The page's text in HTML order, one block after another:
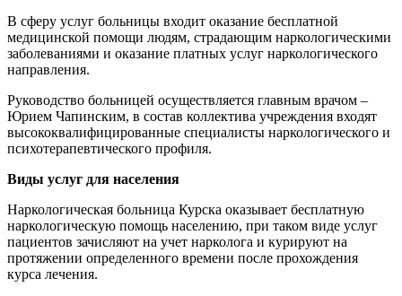
В сферу услуг больницы входит оказание бесплатной
медицинской помощи людям, страдающим наркологическими
заболеваниями и оказание платных услуг наркологического
направления.
Руководство больницей осуществляется главным врачом –
Юрием Чапинским, в состав коллектива учреждения входят
высококвалифицированные специалисты наркологического и
психотерапевтического профиля.
Виды услуг для населения
Наркологическая больница Курска оказывает бесплатную
наркологическую помощь населению, при таком виде услуг
пациентов зачисляют на учет нарколога и курируют на
протяжении определенного времени после прохождения
курса лечения.